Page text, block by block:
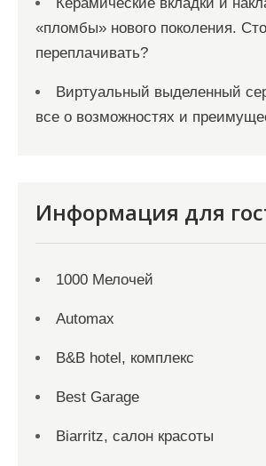
«пломбы» нового поколения.
переплачивать?
Виртуальный выделенный
все о возможностях и
Информация для
1000 Мелочей
Automax
B&B hotel, комплекс
Best Garage
Biarritz, салон красоты